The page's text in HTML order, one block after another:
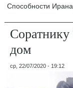
Способности
дом
ср, 22/07/2020 - 19:12